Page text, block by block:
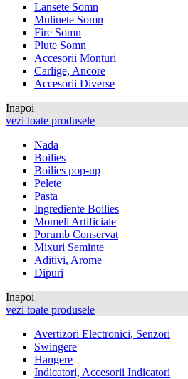
Lansete Somn
Mulinete Somn
Fire Somn
Plute Somn
Accesorii Monturi
Carlige, Ancore
Accesorii Diverse
Inapoi
vezi toate produsele
Nada
Boilies
Boilies pop-up
Pelete
Pasta
Ingrediente Boilies
Momeli Artificiale
Porumb Conservat
Mixuri Seminte
Aditivi, Arome
Dipuri
Inapoi
vezi toate produsele
Avertizori Electronici, Senzori
Swingere
Hangere
Indicatori, Accesorii Indicatori